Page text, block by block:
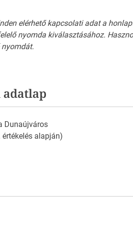
elérhető kapcsolati adat a
nyomda kiválasztásához.
Dunaújváros
értékelés alapján)